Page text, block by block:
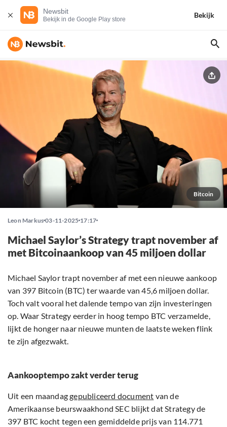
Newsbit
Bekijk in de Google Play store
Bekijk
Bitcoin
Leon Markus 03-11-2025 17:17
Michael Saylor’s Strategy trapt november af
met Bitcoinaankoop van 45 miljoen dollar
Michael Saylor trapt november af met een nieuwe aankoop
van 397 Bitcoin (BTC) ter waarde van 45,6 miljoen dollar.
Toch valt vooral het dalende tempo van zijn investeringen
op. Waar Strategy eerder in hoog tempo BTC verzamelde,
lijkt de honger naar nieuwe munten de laatste weken flink
te zijn afgezwakt.
Aankooptempo zakt verder terug
Uit een maandaggepubliceerd document van de
Amerikaanse beurswaakhond SEC blijkt dat Strategy de
397 BTC kocht tegen een gemiddelde prijs van 114.771